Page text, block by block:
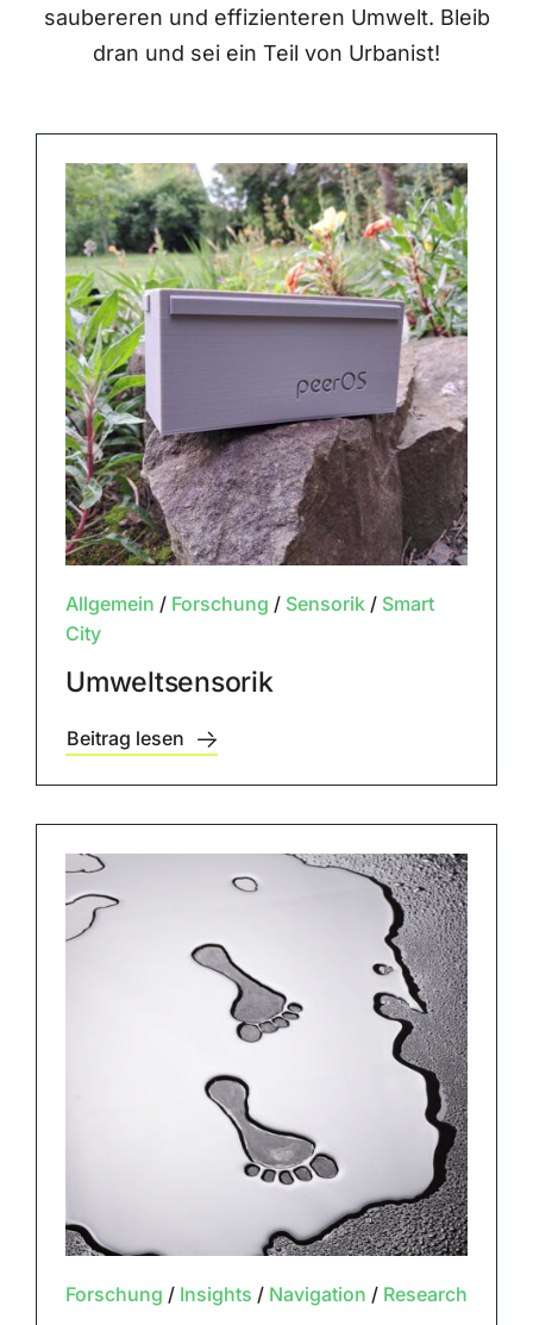
saubereren und effizienteren Umwelt. Bleib
dran und sei ein Teil von Urbanist!
Allgemein / Forschung / Sensorik/ Smart
City
Umweltsensorik
Beitrag lesen
Forschung / Insights / Navigation / Research